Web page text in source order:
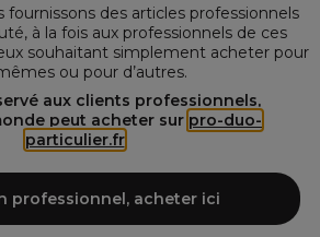
fournissons des articles professionnels
à la fois aux professionnels de ces
souhaitant simplement acheter pour
ou pour d’autres.
aux clients professionnels,
peut acheter sur pro-duo-
particulier.fr
professionnel, acheter ici
et de la beauté, nous vous proposons une
professionnels pour la coiffure et
des salons de coiffure et instituts
de produits s’adresse également à tous ceux
de produits et d'accessoires de coiffure et de